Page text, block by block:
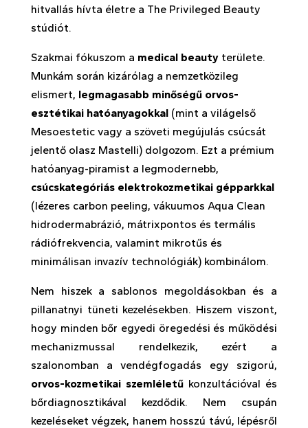
hitvallás hívta életre a The Privileged Beauty
stúdiót.
Szakmai fókuszom a medical beautyterülete.
Munkám során kizárólag a nemzetközileg
elismert, legmagasabb minőségű orvos-
esztétikai hatóanyagokkal(mint a világelső
Mesoestetic vagy a szöveti megújulás csúcsát
jelentő olasz Mastelli) dolgozom. Ezt a prémium
hatóanyag-piramist a legmodernebb,
csúcskategóriás elektrokozmetikai gépparkkal
(lézeres carbon peeling, vákuumos Aqua Clean
hidrodermabrázió, mátrixpontos és termális
rádiófrekvencia, valamint mikrotűs és
minimálisan invazív technológiák) kombinálom.
Nem hiszek a sablonos megoldásokban és a
pillanatnyi tüneti kezelésekben. Hiszem viszont,
hogy minden bőr egyedi öregedési és működési
mechanizmussal rendelkezik, ezért a
szalonomban a vendégfogadás egy szigorú,
orvos-kozmetikai szemléletűkonzultációval és
bőrdiagnosztikával kezdődik. Nem csupán
kezeléseket végzek, hanem hosszú távú, lépésről